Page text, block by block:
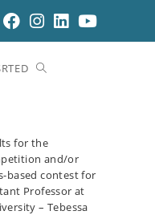
for the
and/or
based contest for
Professor at
– Tebessa